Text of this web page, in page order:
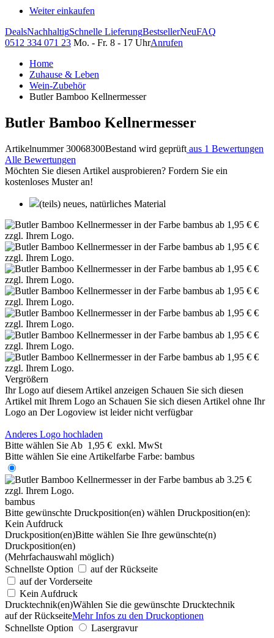
Weiter einkaufen
DealsNachhaltigSchnelle LieferungBestsellerNeuFAQ
0512 334 071 23 Mo. - Fr. 8 - 17 UhrAnrufen
Home
Zuhause & Leben
Wein-Zubehör
Butler Bamboo Kellnermesser
Butler Bamboo Kellnermesser
Artikelnummer 30068300Bestand wird geprüft aus 1 Bewertungen
Alle Bewertungen
Möchten Sie diesen Artikel ausprobieren? Fordern Sie ein
kostenloses Muster an!
(teils) neues, natürliches Material
Vergrößern
Ihr Logo auf diesem Artikel anzeigen Schauen Sie sich diesen
Artikel mit Ihrem Logo an Schauen Sie sich diesen Artikel ohne Ihr
Logo an Der Logoview ist leider nicht verfügbar
Anderes Logo hochladen
Bitte wählen Sie Ab 1,95 € exkl. MwSt
Bitte wählen Sie eine Artikelfarbe Farbe: bambus
bambus
Bitte gewünschte Druckposition(en) wählen Druckposition(en):
Kein Aufdruck
Druckposition(en)Bitte wählen Sie Ihre gewünschte(n)
Druckposition(en)
(Mehrfachauswahl möglich)
Schnellste Option
auf der Rückseite
auf der Vorderseite
Kein Aufdruck
Drucktechnik(en)Wählen Sie die gewünschte Drucktechnik
auf der RückseiteMehr Infos zu den Druckoptionen
Schnellste Option
Lasergravur